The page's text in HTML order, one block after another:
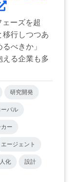
ーズを超
移行しつつあ
べきか」
える企業も多
研究開発
ーバル
カー
エージェント
化 設計